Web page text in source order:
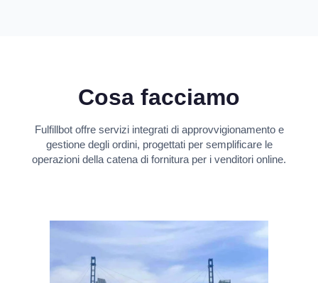
Cosa facciamo
Fulfillbot offre servizi integrati di approvvigionamento e
gestione degli ordini, progettati per semplificare le
operazioni della catena di fornitura per i venditori online.